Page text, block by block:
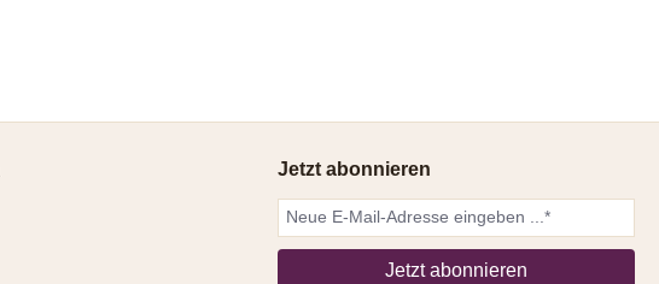
Jetzt abonnieren
Jetzt abonnieren